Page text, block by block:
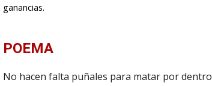
ganancias.
POEMA
No hacen falta puñales para matar por dentro